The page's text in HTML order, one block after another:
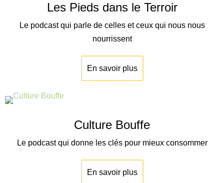
Les Pieds dans le Terroir
Le podcast qui parle de celles et ceux qui nous nous
nourrissent
En savoir plus
Culture Bouffe
Le podcast qui donne les clés pour mieux consommer
En savoir plus